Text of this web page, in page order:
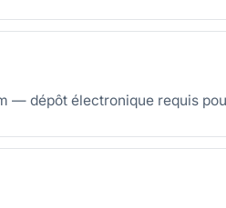
— dépôt électronique requis